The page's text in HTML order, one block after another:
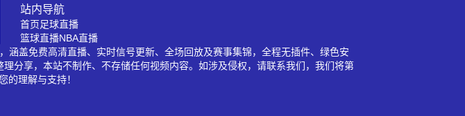
站内导航
首页足球直播
篮球直播NBA直播
盖免费高清直播、实时信号更新、全场回放及赛事集锦，全程无插件、绿色安
分享，本站不制作、不存储任何视频内容。如涉及侵权，请联系我们，我们将第
的理解与支持！